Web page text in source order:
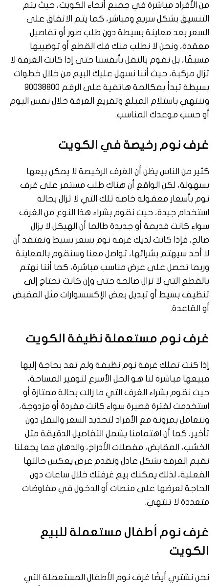
من الأفراد مباشرة في جميع أنحاء الكويت، حيث يتم
التنسيق بشكل سريع ومباشر، كما يتم الاتفاق على
السعر بعد معاينة بسيطة دون طلب صور أو تفاصيل
معقدة، ونحن لا نطلب منك فك القطع أو توضيبها
مسبقًا، بل نقوم بالنقل بأنفسنا حتى إذا كانت الغرفة لا
تزال مركبة، حيث أننا نسهل عليك البيع من خلال خطوات
بسيطة تبدأ بمكالمة هاتفية على الرقم 90038800
وتنتهي باستلام المبلغ وتفريغ الغرفة خلال نفس اليوم
أو حسب موعدك المناسب.
غرف نوم رخيصة في الكويت
كثير من الناس يظن أن الغرف الرخيصة لا يمكن بيعها
بسهولة، لكن الواقع أن هناك طلب مستمر على غرف
نوم بأسعار معقولة خاصة تلك التي لا تزال بحالة
استخدام جيدة، حيث نقوم بشراء هذا النوع من الغرف
سواء كانت قديمة أو جديدة طالما أن الهيكل لا يزال
صالح، فإذا كانت لديك غرفة نوم بسعر بسيط وتعتقد أن
لا أحد سيهتم بشرائها، تواصل معنا وسنقوم بالمعاينة
وربما تحصل على عرض مناسب مباشرة، كما أننا نهتم
بالقطع التي لا تزال صالحة حتى وإن كانت تحتاج إلى
تنظيف بسيط أو تبديل بعض الإكسسوارات مثل المقبض
أو القاعدة.
غرف نوم مستعملة نظيفة الكويت
إذا كنت تملك غرفة نوم نظيفة ولم تعد بحاجة إليها
فبيعها مباشرة لنا هو الحل الأسرع لتوفير المساحة،
حيث نقوم بشراء الغرف التي ما زالت بحالة ممتازة أو
استخدمت لفترة قصيرة سواء كانت مفردة أو مزدوجة،
ونتعامل بمرونة مع الأفراد لتحديد السعر والنقل دون
تأخير، كما أن اهتمامنا يشمل التفاصيل الدقيقة مثل
الخشب، المقابض، مفصلات الأدراج، والدهان مما يجعلنا
نقيم الغرفة بشكل عادل ونقدم عرض يعكس حالتها
الفعلية، لذلك يمكنك بيع غرفتك خلال ساعات دون
الحاجة لعرضها على منصات أو الدخول في مفاوضات
متعددة لا تنتهي.
غرف نوم أطفال مستعملة للبيع
الكويت
نحن نشتري أيضًا غرف نوم الأطفال المستعملة التي